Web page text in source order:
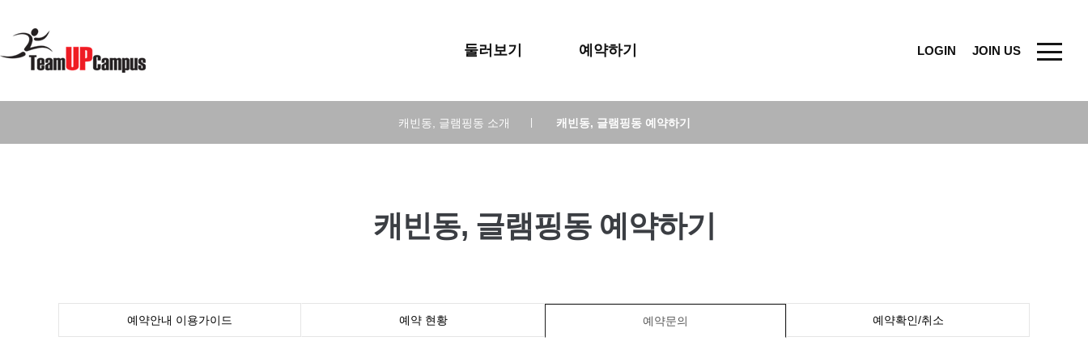
LOGIN JOIN US
둘러보기 예약하기
캐빈동, 글램핑동 소개 캐빈동, 글램핑동 예약하기
캐빈동, 글램핑동 예약하기
예약안내 이용가이드 예약 현황 예약문의 예약확인/취소